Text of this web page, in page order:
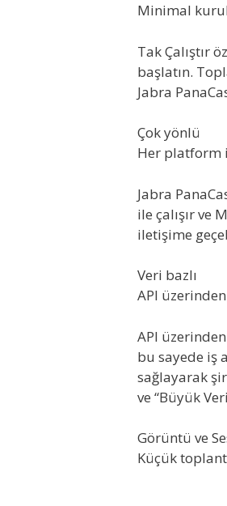
Minimal
Tak Çalıştır
başlatın.
Jabra
Çok yönlü
Her platform
Jabra
ile çalışır ve
iletişime
Veri bazlı
API
API
bu sayede iş
sağlayarak
ve “Büyük
Görüntü ve
Küçük